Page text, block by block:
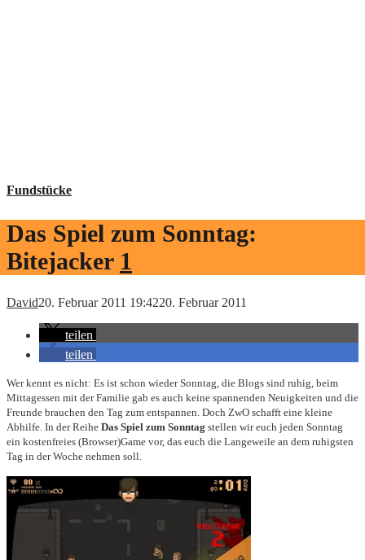
Fundstücke
Das Spiel zum Sonntag:
Bitejacker 1
David20. Februar 2011 19:4220. Februar 2011
teilen
teilen
Wer kennt es nicht: Es ist schon wieder Sonntag, die Blogs sind ruhig, beim
Mittagessen mit der Familie gab es auch keine spannenden Neuigkeiten und die
Freunde brauchen den Tag zum entspannen. Doch ZwO schafft eine kleine
Abhilfe. In der Reihe Das Spiel zum Sonntag stellen wir euch jeden Sonntag
ein kostenfreies (Browser)Game vor, das euch die Langeweile an dem ruhigsten
Tag in der Woche nehmen soll.